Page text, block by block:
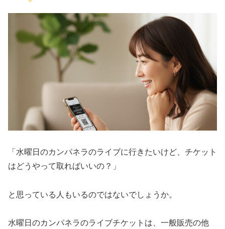
「水曜日のカンパネラのライブに行きたいけど、チケット
はどうやって取ればいいの？」
と思っている人もいるのではないでしょうか。
水曜日のカンパネラのライブチケットは、一般販売の他